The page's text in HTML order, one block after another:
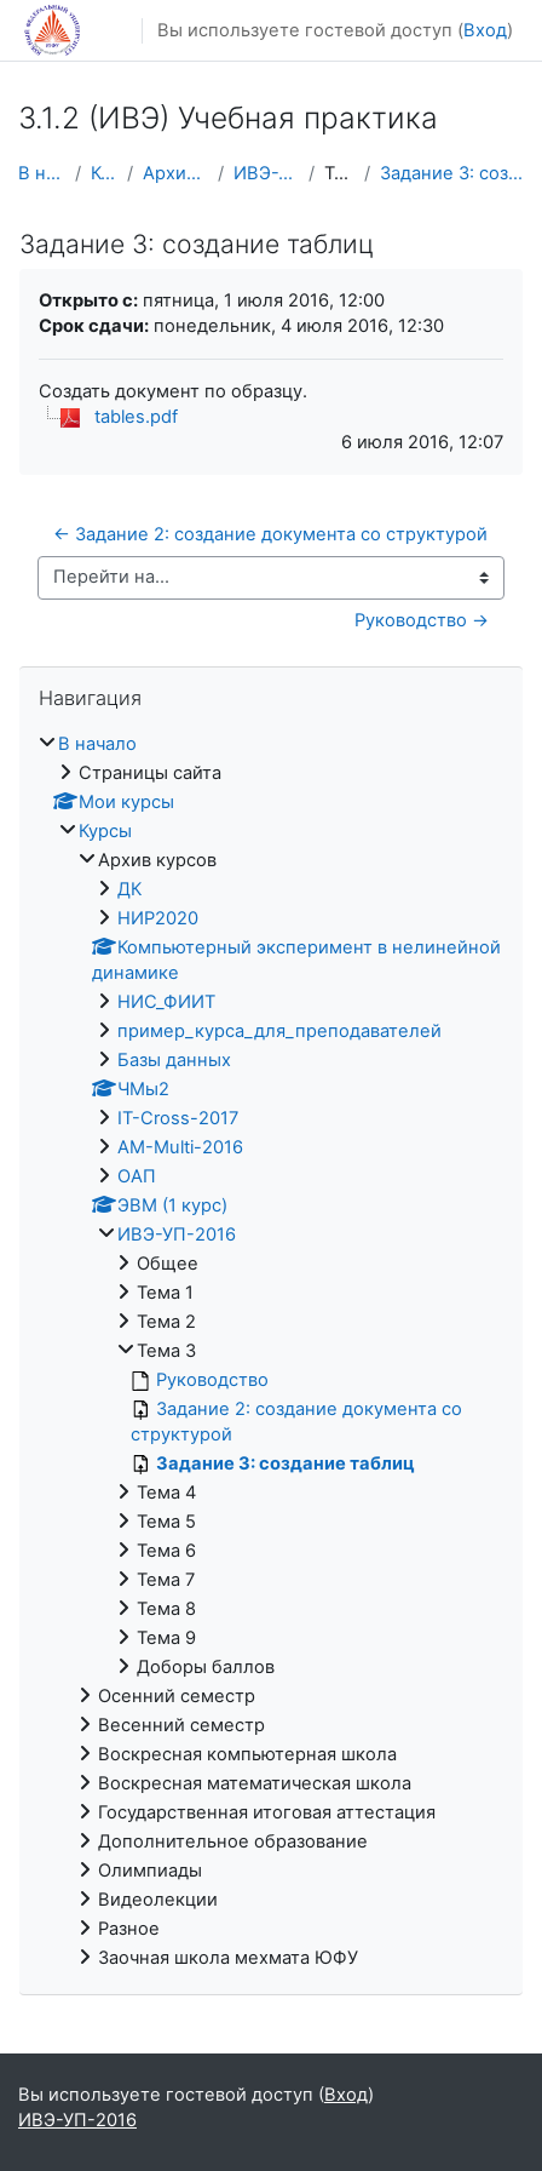
Перейти к основному содержанию
Вы используете гостевой доступ (Вход)
3.1.2 (ИВЭ) Учебная практика
В начало Курсы Архив курсов ИВЭ-УП-2016 Тема 3 Задание 3: создание таблиц
Задание 3: создание таблиц
Открыто с: пятница, 1 июля 2016, 12:00
Срок сдачи: понедельник, 4 июля 2016, 12:30
Создать документ по образцу.
tables.pdf
6 июля 2016, 12:07
← Задание 2: создание документа со структурой
Перейти на...
Руководство →
Навигация
В начало
Страницы сайта
Мои курсы
Курсы
Архив курсов
ДК
НИР2020
Компьютерный эксперимент в нелинейной
динамике
НИС_ФИИТ
пример_курса_для_преподавателей
Базы данных
ЧМы2
IT-Cross-2017
AM-Multi-2016
ОАП
ЭВМ (1 курс)
ИВЭ-УП-2016
Общее
Тема 1
Тема 2
Тема 3
Руководство
Задание 2: создание документа со
структурой
Задание 3: создание таблиц
Тема 4
Тема 5
Тема 6
Тема 7
Тема 8
Тема 9
Доборы баллов
Осенний семестр
Весенний семестр
Воскресная компьютерная школа
Воскресная математическая школа
Государственная итоговая аттестация
Дополнительное образование
Олимпиады
Видеолекции
Разное
Заочная школа мехмата ЮФУ
Вы используете гостевой доступ (Вход)
ИВЭ-УП-2016